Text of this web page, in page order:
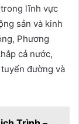
lĩnh vực
sản và kinh
Phương
cả nước,
đường và